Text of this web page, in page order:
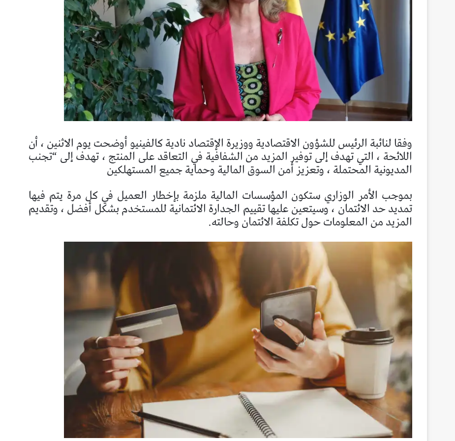
وفقا لنائبة الرئيس للشؤون الاقتصادية ووزيرة الإقتصاد نادية كالفينيو أوضحت يوم الاثنين ، أن
اللائحة ، التي تهدف إلى توفير المزيد من الشفافية في التعاقد على المنتج ، تهدف إلى “تجنب
المديونية المحتملة ، وتعزيز أمن السوق المالية وحماية جميع المستهلكين
بموجب الأمر الوزاري ستكون المؤسسات المالية ملزمة بإخطار العميل في كل مرة يتم فيها
تمديد حد الائتمان ، وسيتعين عليها تقييم الجدارة الائتمانية للمستخدم بشكل أفضل ، وتقديم
المزيد من المعلومات حول تكلفة الائتمان وحالته.